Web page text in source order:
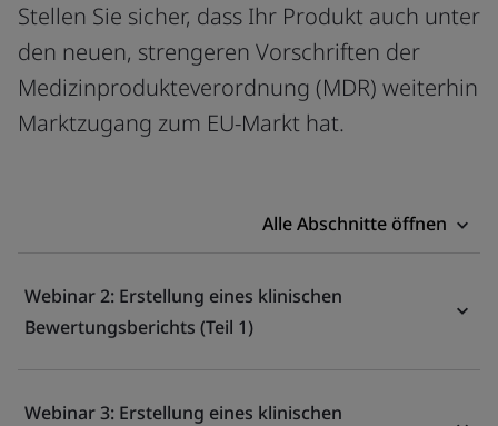
Stellen Sie sicher, dass Ihr Produkt auch unter
den neuen, strengeren Vorschriften der
Medizinprodukteverordnung (MDR) weiterhin
Marktzugang zum EU-Markt hat.
Alle Abschnitte öffnen
Webinar 2: Erstellung eines klinischen
Bewertungsberichts (Teil 1)
Webinar 3: Erstellung eines klinischen